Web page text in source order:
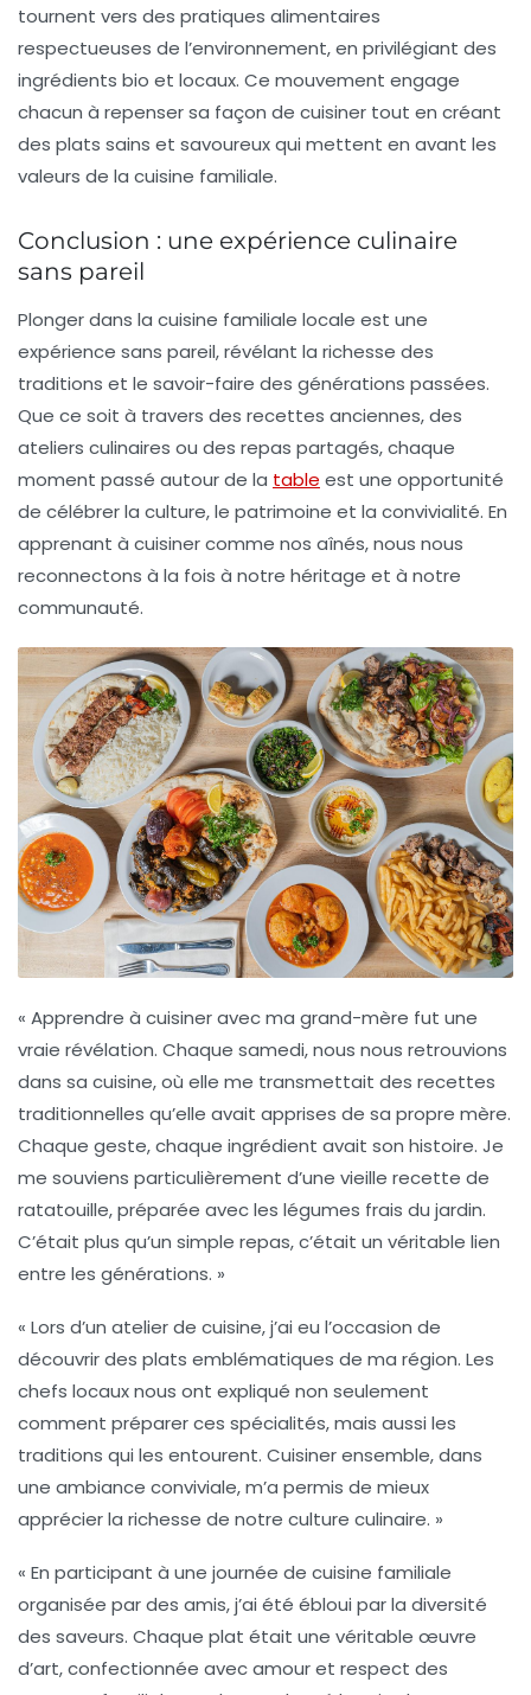
tournent vers des pratiques alimentaires
respectueuses de l’environnement, en privilégiant des
ingrédients bio et locaux. Ce mouvement engage
chacun à repenser sa façon de cuisiner tout en créant
des plats sains et savoureux qui mettent en avant les
valeurs de la cuisine familiale.
Conclusion : une expérience culinaire
sans pareil
Plonger dans la cuisine familiale locale est une
expérience sans pareil, révélant la richesse des
traditions et le savoir-faire des générations passées.
Que ce soit à travers des recettes anciennes, des
ateliers culinaires ou des repas partagés, chaque
moment passé autour de la table est une opportunité
de célébrer la culture, le patrimoine et la convivialité. En
apprenant à cuisiner comme nos aînés, nous nous
reconnectons à la fois à notre héritage et à notre
communauté.
« Apprendre à cuisiner avec ma grand-mère fut une
vraie révélation. Chaque samedi, nous nous retrouvions
dans sa cuisine, où elle me transmettait des recettes
traditionnelles qu’elle avait apprises de sa propre mère.
Chaque geste, chaque ingrédient avait son histoire. Je
me souviens particulièrement d’une vieille recette de
ratatouille, préparée avec les légumes frais du jardin.
C’était plus qu’un simple repas, c’était un véritable lien
entre les générations. »
« Lors d’un atelier de cuisine, j’ai eu l’occasion de
découvrir des plats emblématiques de ma région. Les
chefs locaux nous ont expliqué non seulement
comment préparer ces spécialités, mais aussi les
traditions qui les entourent. Cuisiner ensemble, dans
une ambiance conviviale, m’a permis de mieux
apprécier la richesse de notre culture culinaire. »
« En participant à une journée de cuisine familiale
organisée par des amis, j’ai été ébloui par la diversité
des saveurs. Chaque plat était une véritable œuvre
d’art, confectionnée avecamouret respect des